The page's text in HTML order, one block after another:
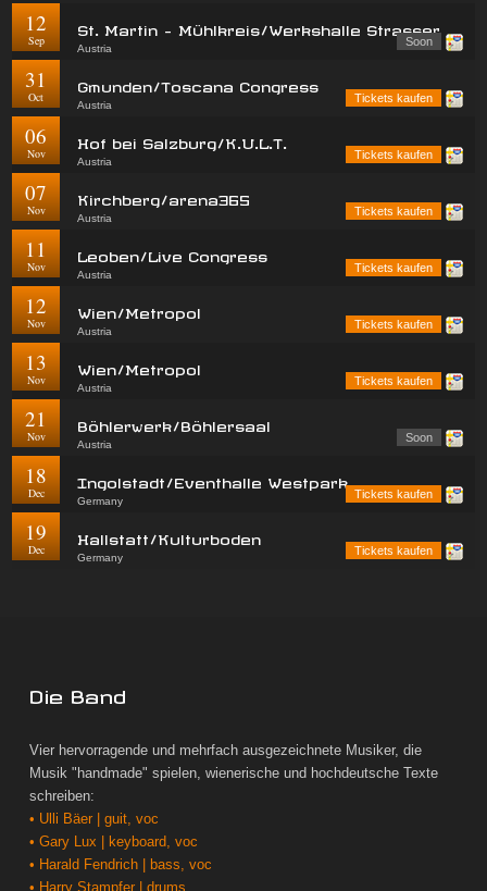
12
Sep
St. Martin - Mühlkreis/Werkshalle Strasser
Austria
Soon
31
Oct
Gmunden/Toscana Congress
Austria
Tickets kaufen
06
Nov
Hof bei Salzburg/K.U.L.T.
Austria
Tickets kaufen
07
Nov
Kirchberg/arena365
Austria
Tickets kaufen
11
Nov
Leoben/Live Congress
Austria
Tickets kaufen
12
Nov
Wien/Metropol
Austria
Tickets kaufen
13
Nov
Wien/Metropol
Austria
Tickets kaufen
21
Nov
Böhlerwerk/Böhlersaal
Austria
Soon
18
Dec
Ingolstadt/Eventhalle Westpark
Germany
Tickets kaufen
19
Dec
Hallstatt/Kulturboden
Germany
Tickets kaufen
Die Band
Vier hervorragende und mehrfach ausgezeichnete Musiker, die
Musik "handmade" spielen, wienerische und hochdeutsche Texte
schreiben:
• Ulli Bäer | guit, voc
• Gary Lux | keyboard, voc
• Harald Fendrich | bass, voc